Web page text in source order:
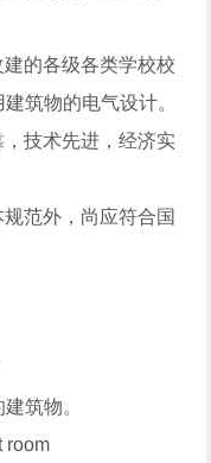
的各级各类学校校
筑物的电气设计。
技术先进，经济实
范外，尚应符合国
筑物。
room